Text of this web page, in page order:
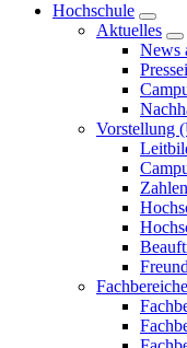
Hochschule
Aktuelles
News
Vorstellung
Fachbereiche